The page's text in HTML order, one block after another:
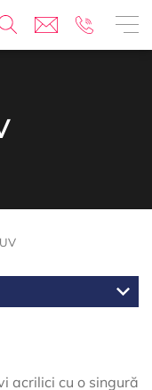
acrilici cu o singură